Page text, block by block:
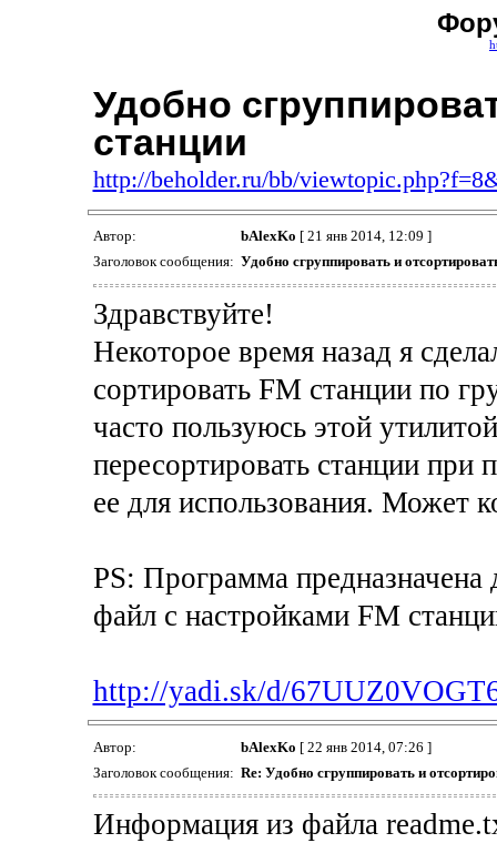
Удобно
станции
http://beholder.ru/bb/
Автор: bAlexKo [ 21 янв 2014, 12:09 ]
Заголовок сообщения: Удобно сгруппировать и
Здравствуйте!
Некоторое время назад я
сортировать FM станции по
часто пользуюсь этой
пересортировать станции
ее для использования. Может
PS: Программа предназначена
файл с настройками FM
http://yadi.sk/d/
Автор: bAlexKo [ 22 янв 2014, 07:26 ]
Заголовок сообщения: Re: Удобно сгруппировать и
Информация из файла